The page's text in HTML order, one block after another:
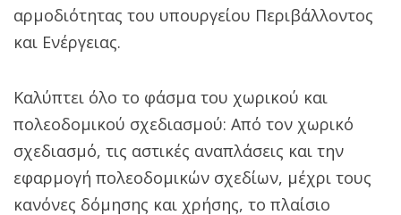
αρμοδιότητας του υπουργείου Περιβάλλοντος
και Ενέργειας.
Καλύπτει όλο το φάσμα του χωρικού και
πολεοδομικού σχεδιασμού: Από τον χωρικό
σχεδιασμό, τις αστικές αναπλάσεις και την
εφαρμογή πολεοδομικών σχεδίων, μέχρι τους
κανόνες δόμησης και χρήσης, το πλαίσιο